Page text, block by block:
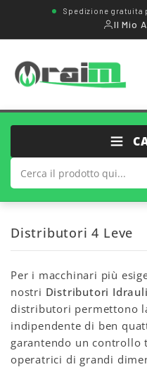
Spedizione gratuita
Il Mio
Distributori 4 Leve
Per i macchinari più
nostri Distributori
distributori permettono
indipendente di ben
garantendo un controllo
operatrici di grandi